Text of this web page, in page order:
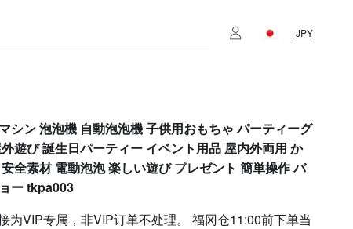
JPY
シン 泡泡機 自動泡泡機 子供用おもちゃ パーティーグ
遊び 誕生日パーティー イベント用品 屋内外両用 か
全素材 電動泡泡 楽しい遊び プレゼント 簡単操作 バ
ー tkpa003
为VIP专属，非VIP订单不处理。 福冈仓11:00前下单当